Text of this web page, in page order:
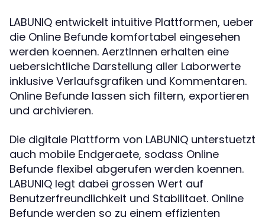
LABUNIQ entwickelt intuitive Plattformen, ueber
die Online Befunde komfortabel eingesehen
werden koennen. AerztInnen erhalten eine
uebersichtliche Darstellung aller Laborwerte
inklusive Verlaufsgrafiken und Kommentaren.
Online Befunde lassen sich filtern, exportieren
und archivieren.
Die digitale Plattform von LABUNIQ unterstuetzt
auch mobile Endgeraete, sodass Online
Befunde flexibel abgerufen werden koennen.
LABUNIQ legt dabei grossen Wert auf
Benutzerfreundlichkeit und Stabilitaet. Online
Befunde werden so zu einem effizienten